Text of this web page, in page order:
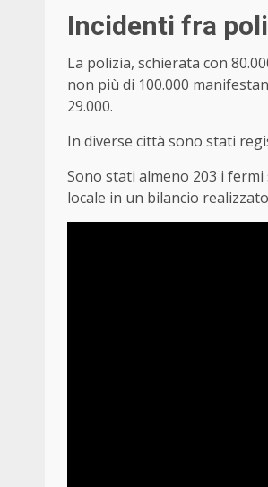
Incidenti fra
La polizia, schierata con
non più di 100.000
29.000.
In diverse città sono stati
Sono stati almeno 203 i
locale in un bilancio